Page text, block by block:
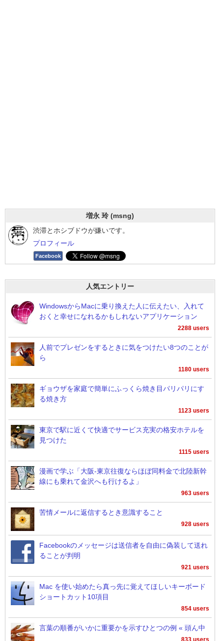
増永 玲 (msng)
渋滞とホシブドウが嫌いです。
プロフィール
Facebook
人気エントリー
WindowsからMacに乗り換えた人に伝えたい、入れて
おくと幸せになれるかもしれないアプリケーション
2288 users
人前でプレゼンをするときに気をつけたい8つのことが
ら
1180 users
ギョウザを家庭で簡単にふっくら焼き目パリパリにす
る焼き方
1123 users
東京で駅に近くて快適でサービス充実の格安ホテルを
見つけた
1115 users
漫画で学ぶ「大阪-東京往復ならほぼ同料金で北陸新幹
線にも乗れて金沢へも行けるよ」
963 users
苦情メールに返信するとき意識すること
928 users
Facebookのメッセージは送信者を自由に偽装して送れ
ることが判明
921 users
Mac を使い始めたら真っ先に覚えてほしいキーボード
ショートカット10項目
854 users
言葉の順番がいかに重要かを示すひとつの例 « 頭ん中
833 users